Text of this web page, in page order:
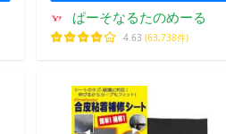
ぱーそなるたのめーる
4.63 (63,738件)